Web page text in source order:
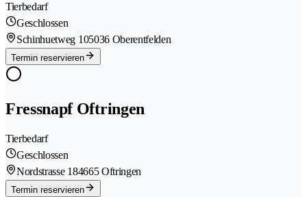
Tierbedarf
Geschlossen
Schinhuetweg 105036 Oberentfelden
Termin reservieren
Fressnapf Oftringen
Tierbedarf
Geschlossen
Nordstrasse 184665 Oftringen
Termin reservieren